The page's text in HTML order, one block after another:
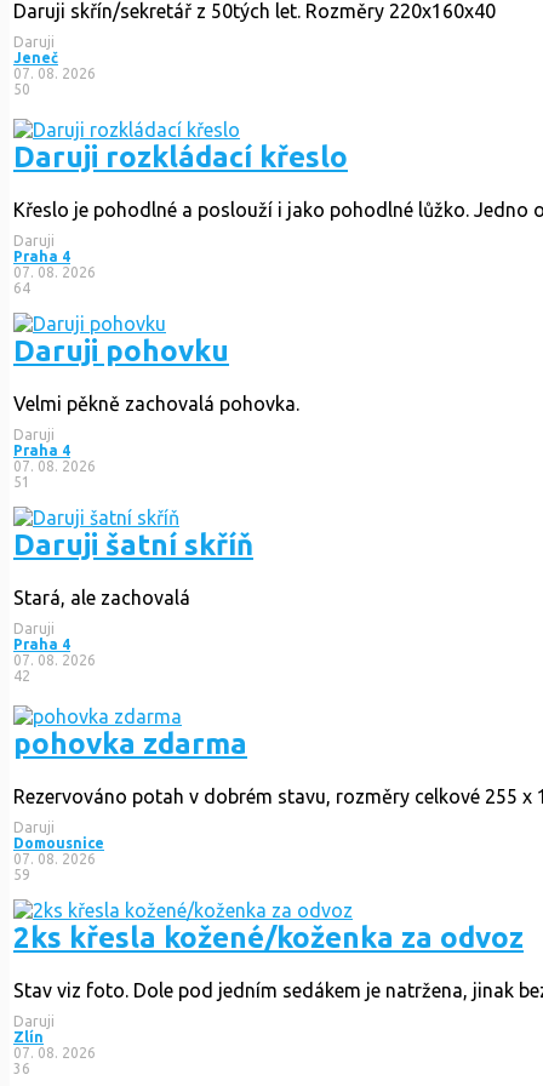
Daruji skřín/sekretář z 50tých let. Rozměry 220x160x40
Daruji
Jeneč
07. 08. 2026
50
Daruji rozkládací křeslo
Křeslo je pohodlné a poslouží i jako pohodlné lůžko. Jedno
Daruji
Praha 4
07. 08. 2026
64
Daruji pohovku
Velmi pěkně zachovalá pohovka.
Daruji
Praha 4
07. 08. 2026
51
Daruji šatní skříň
Stará, ale zachovalá
Daruji
Praha 4
07. 08. 2026
42
pohovka zdarma
Rezervováno potah v dobrém stavu, rozměry celkové 255 x
Daruji
Domousnice
07. 08. 2026
59
2ks křesla kožené/koženka za odvoz
Stav viz foto. Dole pod jedním sedákem je natržena, jinak
Daruji
Zlín
07. 08. 2026
36